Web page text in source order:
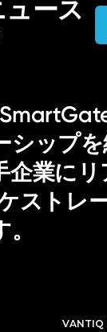
ース
ップを
企業にリ
ストレ
VANTIQ